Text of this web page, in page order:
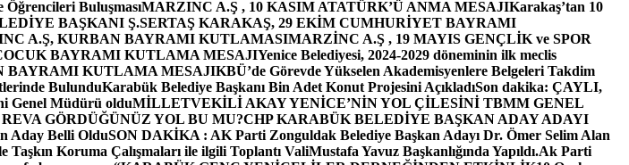
BuluşmasıMARZINC A.Ş , 10 KASIM ATATÜRK’Ü ANMA MESAJIKarakaş’tan 10
BAŞKANI Ş.SERTAŞ KARAKAŞ, 29 EKİM CUMHURİYET BAYRAMI
A.Ş, KURBAN BAYRAMI KUTLAMASIMARZİNC A.Ş , 19 MAYIS GENÇLİK ve SPOR
BAYRAMI KUTLAMA MESAJIYenice Belediyesi, 2024-2029 döneminin ilk meclis
BAYRAMI KUTLAMA MESAJIKBÜ’de Görevde Yükselen Akademisyenlere Belgeleri Takdim
BulunduKarabük Belediye Başkanı Bin Adet Konut Projesini AçıkladıSon dakika: ÇAYLI,
Genel Müdürü olduMİLLETVEKİLİ AKAY YENİCE’NİN YOL ÇİLESİNİ TBMM GENEL
GÖRDÜĞÜNÜZ YOL BU MU?CHP KARABÜK BELEDİYE BAŞKAN ADAY ADAYI
Aday Belli OlduSON DAKİKA : AK Parti Zonguldak Belediye Başkan Adayı Dr. Ömer Selim Alan
Koruma Çalışmaları ile ilgili Toplantı ValiMustafa Yavuz Başkanlığında Yapıldı.Ak Parti